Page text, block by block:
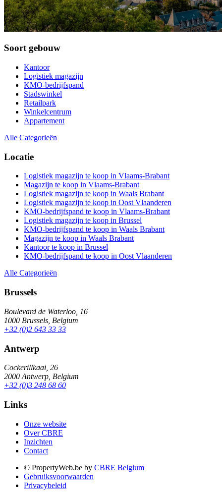
Soort gebouw
Kantoor
Logistiek magazijn
KMO-bedrijfspand
Stadswinkel
Retailpark
Winkelcentrum
Appartement
Alle Categorieën
Locatie
Logistiek magazijn te koop in Vlaams-Brabant
Magazijn te koop in Vlaams-Brabant
Logistiek magazijn te koop in Waals Brabant
Logistiek magazijn te koop in Oost Vlaanderen
KMO-bedrijfspand te koop in Vlaams-Brabant
Logistiek magazijn te koop in Brussel
KMO-bedrijfspand te koop in Waals Brabant
Magazijn te koop in Waals Brabant
Kantoor te koop in Brussel
KMO-bedrijfspand te koop in Oost Vlaanderen
Alle Categorieën
Brussels
Boulevard de Waterloo, 16
1000 Brussels, Belgium
+32 (0)2 643 33 33
Antwerp
Cockerillkaai, 26
2000 Antwerp, Belgium
+32 (0)3 248 68 60
Links
Onze website
Over CBRE
Inzichten
Contact
© PropertyWeb.be by CBRE Belgium
Gebruiksvoorwaarden
Privacybeleid